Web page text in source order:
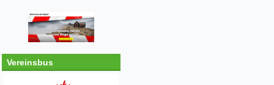
Vereinsbus